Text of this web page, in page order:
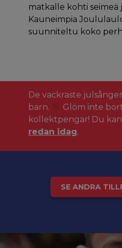
matkalle kohti seimeä
Kauneimpia
suunniteltu koko
De vackraste
barn.
Glöm inte
kollektpengar! Du
redan idag.
SE ANDRA